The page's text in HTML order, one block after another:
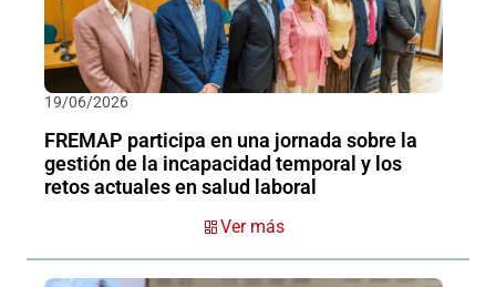
19/06/2026
FREMAP participa en una jornada sobre la
gestión de la incapacidad temporal y los
retos actuales en salud laboral
Ver más